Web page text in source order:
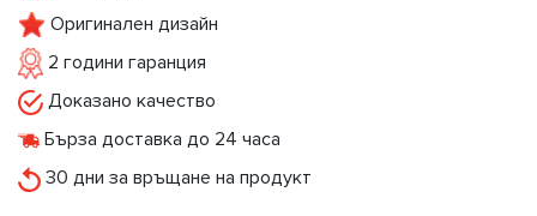
Оригинален дизайн
2 години гаранция
Доказано качество
Бърза доставка до 24 часа
30 дни за връщане на продукт